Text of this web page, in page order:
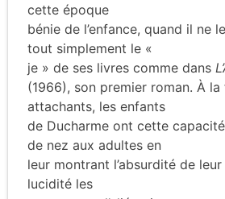
cette époque
bénie de l’enfance, quand il ne
tout simplement le «
je » de ses livres comme dans
(1966), son premier roman. À
attachants, les enfants
de Ducharme ont cette
de nez aux adultes en
leur montrant l’absurdité de
lucidité les